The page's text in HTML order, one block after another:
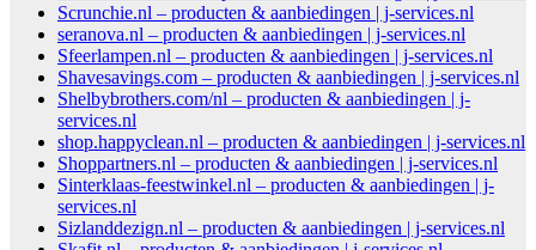
Scrunchie.nl – producten & aanbiedingen | j-services.nl
seranova.nl – producten & aanbiedingen | j-services.nl
Sfeerlampen.nl – producten & aanbiedingen | j-services.nl
Shavesavings.com – producten & aanbiedingen | j-services.nl
Shelbybrothers.com/nl – producten & aanbiedingen | j-
services.nl
shop.happyclean.nl – producten & aanbiedingen | j-services.nl
Shoppartners.nl – producten & aanbiedingen | j-services.nl
Sinterklaas-feestwinkel.nl – producten & aanbiedingen | j-
services.nl
Sizlanddezign.nl – producten & aanbiedingen | j-services.nl